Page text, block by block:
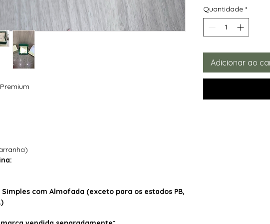
com Almofada (exceto para os estados PB,
Quantidade *
Adicionar ao